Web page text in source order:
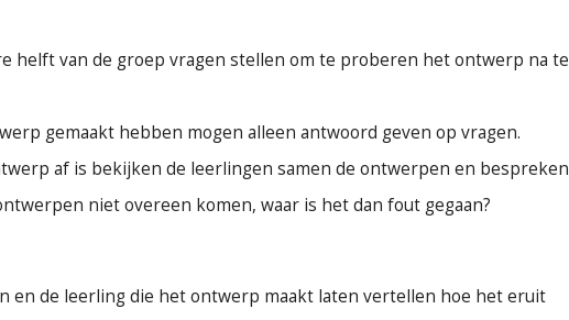
helft van de groep vragen stellen om te proberen het ontwerp na te
gemaakt hebben mogen alleen antwoord geven op vragen.
af is bekijken de leerlingen samen de ontwerpen en bespreken
niet overeen komen, waar is het dan fout gegaan?
en de leerling die het ontwerp maakt laten vertellen hoe het eruit